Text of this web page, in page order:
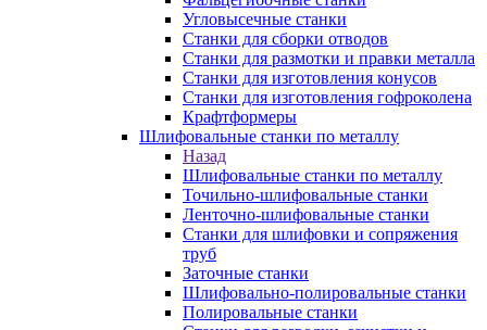
Угловысечные станки
Станки для сборки отводов
Станки для размотки и правки металла
Станки для изготовления конусов
Станки для изготовления гофроколена
Крафтформеры
Шлифовальные станки по металлу
Назад
Шлифовальные станки по металлу
Точильно-шлифовальные станки
Ленточно-шлифовальные станки
Станки для шлифовки и сопряжения
труб
Заточные станки
Шлифовально-полировальные станки
Полировальные станки